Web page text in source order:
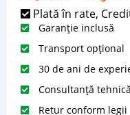
Plată în rate,
Garanție inclusă
Transport opțional
30 de ani de
Consultanță tehnică
Retur conform legii